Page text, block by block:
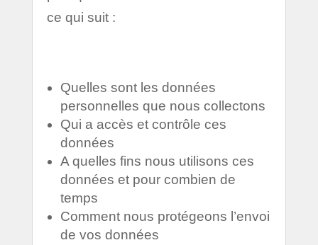
ce qui suit :
Quelles sont les données
personnelles que nous collectons
Qui a accès et contrôle ces
données
A quelles fins nous utilisons ces
données et pour combien de
temps
Comment nous protégeons l’envoi
de vos données